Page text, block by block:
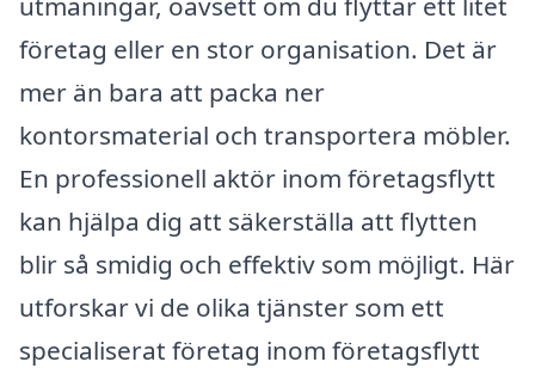
företag eller en stor organisation. Det är
mer än bara att packa ner
kontorsmaterial och transportera möbler.
En professionell aktör inom företagsflytt
kan hjälpa dig att säkerställa att flytten
blir så smidig och effektiv som möjligt. Här
utforskar vi de olika tjänster som ett
specialiserat företag inom företagsflytt